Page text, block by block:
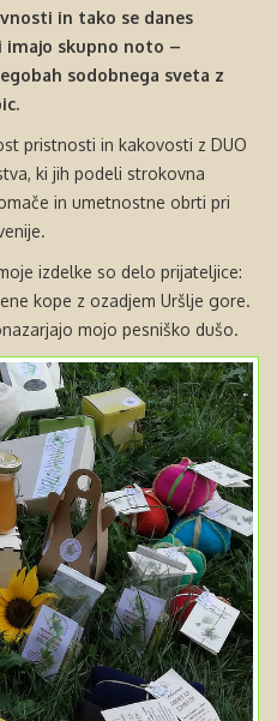
in tako se danes
imajo skupno noto –
sodobnega sveta z
pristnosti in kakovosti z DUO
ki jih podeli strokovna
in umetnostne obrti pri
izdelke so delo prijateljice:
kope z ozadjem Uršlje gore.
mojo pesniško dušo.